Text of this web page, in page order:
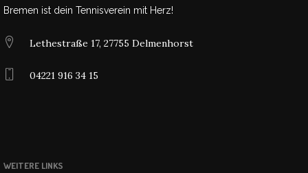
Bremen ist dein Tennisverein mit Herz!
Lethestraße 17, 27755 Delmenhorst
04221 916 34 15
WEITERE LINKS